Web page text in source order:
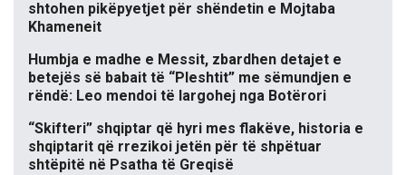
shtohen pikëpyetjet për shëndetin e Mojtaba
Khameneit
Humbja e madhe e Messit, zbardhen detajet e
betejës së babait të “Pleshtit” me sëmundjen e
rëndë: Leo mendoi të largohej nga Botërori
“Skifteri” shqiptar që hyri mes flakëve, historia e
shqiptarit që rrezikoi jetën për të shpëtuar
shtëpitë në Psatha të Greqisë